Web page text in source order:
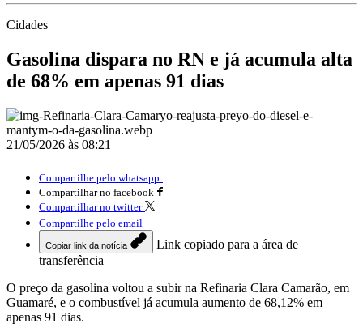
Cidades
Gasolina dispara no RN e já acumula alta
de 68% em apenas 91 dias
21/05/2026 às 08:21
Compartilhe pelo whatsapp
Compartilhar no facebook
Compartilhar no twitter
Compartilhe pelo email
Copiar link da notícia
Link copiado para a área de
transferência
O preço da gasolina voltou a subir na Refinaria Clara Camarão, em
Guamaré, e o combustível já acumula aumento de 68,12% em
apenas 91 dias.